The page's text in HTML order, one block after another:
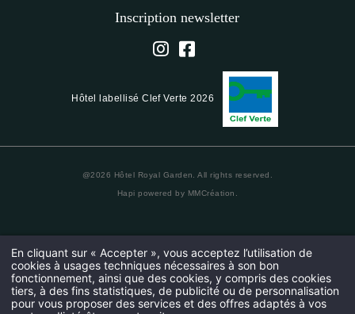
Inscription newsletter
Hôtel labellisé Clef Verte 2026
@2026 Hôtel Royal Garden. All rights reserved.
Hapi powered by MMCréation .
Politique de confidentialité•Mentions légales•Cookies
En cliquant sur « Accepter », vous acceptez l’utilisation de
cookies à usages techniques nécessaires à son bon
fonctionnement, ainsi que des cookies, y compris des cookies
tiers, à des fins statistiques, de publicité ou de personnalisation
pour vous proposer des services et des offres adaptés à vos